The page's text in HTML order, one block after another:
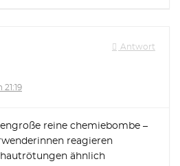
Antwort
reine chemiebombe –
reagieren
ähnlich